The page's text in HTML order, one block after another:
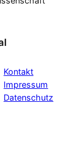
Kontakt
Impressum
Datenschutz